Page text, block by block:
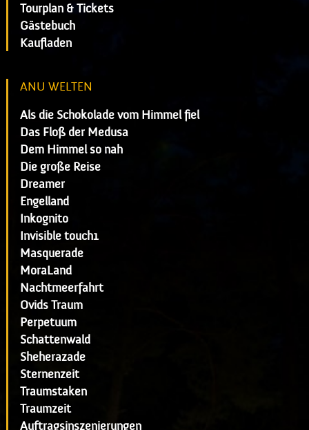
Tourplan & Tickets
Gästebuch
Kaufladen
ANU WELTEN
Als die Schokolade vom Himmel fiel
Das Floß der Medusa
Dem Himmel so nah
Die große Reise
Dreamer
Engelland
Inkognito
Invisible touch1
Masquerade
MoraLand
Nachtmeerfahrt
Ovids Traum
Perpetuum
Schattenwald
Sheherazade
Sternenzeit
Traumstaken
Traumzeit
Auftragsinszenierungen